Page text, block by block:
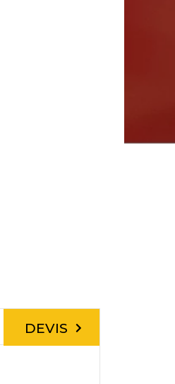
DEVIS